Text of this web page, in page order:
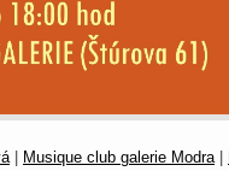
Musique club galerie Modra